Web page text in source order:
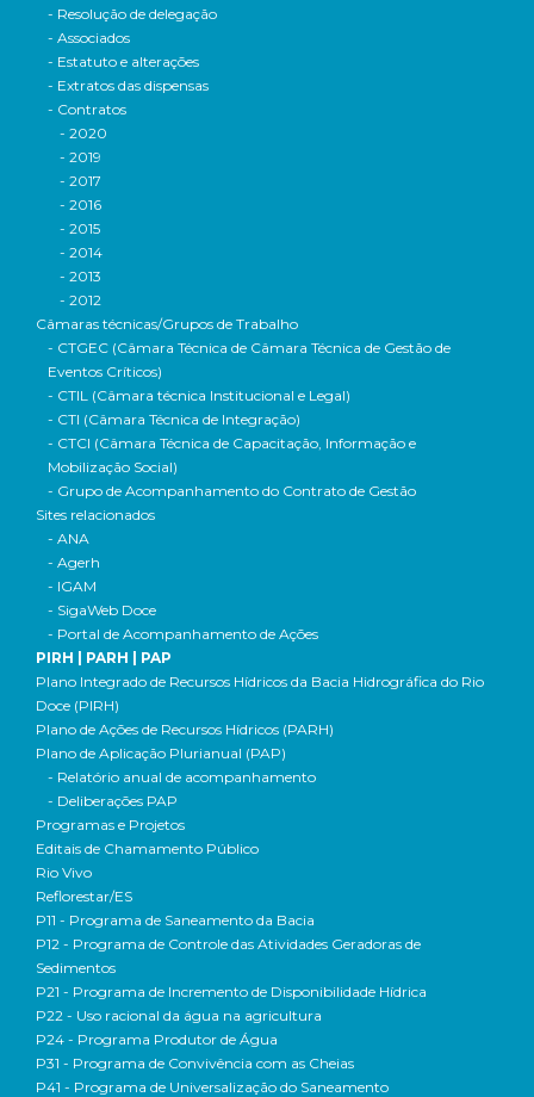
- Resolução de delegação
- Associados
- Estatuto e alterações
- Extratos das dispensas
- Contratos
- 2020
- 2019
- 2017
- 2016
- 2015
- 2014
- 2013
- 2012
Câmaras técnicas/Grupos de Trabalho
- CTGEC (Câmara Técnica de Câmara Técnica de Gestão de
Eventos Críticos)
- CTIL (Câmara técnica Institucional e Legal)
- CTI (Câmara Técnica de Integração)
- CTCI (Câmara Técnica de Capacitação, Informação e
Mobilização Social)
- Grupo de Acompanhamento do Contrato de Gestão
Sites relacionados
- ANA
- Agerh
- IGAM
- SigaWeb Doce
- Portal de Acompanhamento de Ações
PIRH | PARH | PAP
Plano Integrado de Recursos Hídricos da Bacia Hidrográfica do Rio
Doce (PIRH)
Plano de Ações de Recursos Hídricos (PARH)
Plano de Aplicação Plurianual (PAP)
- Relatório anual de acompanhamento
- Deliberações PAP
Programas e Projetos
Editais de Chamamento Público
Rio Vivo
Reflorestar/ES
P11 - Programa de Saneamento da Bacia
P12 - Programa de Controle das Atividades Geradoras de
Sedimentos
P21 - Programa de Incremento de Disponibilidade Hídrica
P22 - Uso racional da água na agricultura
P24 - Programa Produtor de Água
P31 - Programa de Convivência com as Cheias
P41 - Programa de Universalização do Saneamento